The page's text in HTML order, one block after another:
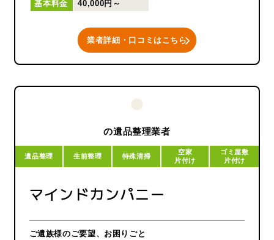
遺品整理士認定協会に所属して
価格面を前面に出し、安さを訴
回収したご遺品を不法に投棄し
たり、強引にご遺品を低価格で
まさに社会問題になっている業
界不信の一社として疑われるの
そのような事実は無いにして
注をした為作業がおろそかにな
り、
ご満足を得られないようであれ
せん。
遺品整理士認定協会に所属して
基本料金
40,000円～
業者詳細・口コミはこちら
の遺品整理業者
遺品整理 生前整理 特殊清掃
空家
片付け
ゴミ屋敷
片付け
マインドカンパニー
ご遺族様のご要望、お困りごと